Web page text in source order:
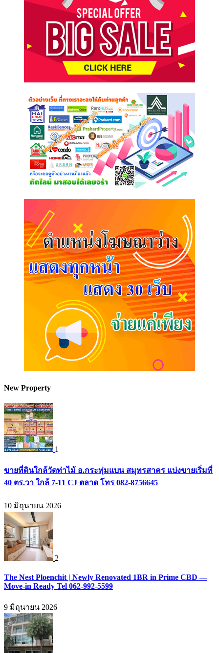
New Property
1
ขายที่ดินใกล้วัดท่าไม้ อ.กระทุ่มแบน สมุทรสาคร แบ่งขายเริ่มที่
40 ตร.วา ใกล้ 7-11 CJ ตลาด โทร 082-8756645
10 มิถุนายน 2026
2
The Nest Ploenchit | Newly Renovated 1BR in Prime CBD —
Move-in Ready Tel 062-992-5599
9 มิถุนายน 2026